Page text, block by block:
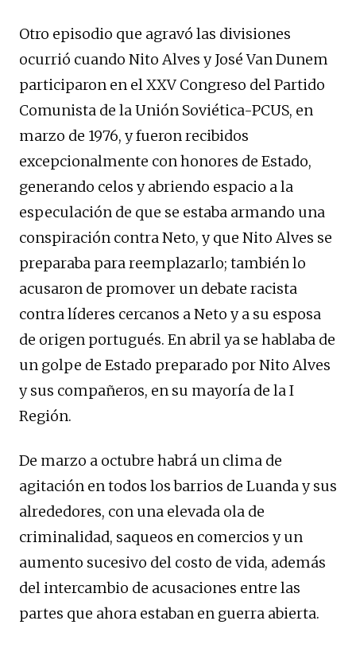
Otro episodio que agravó las divisiones
ocurrió cuando Nito Alves y José Van Dunem
participaron en el XXV Congreso del Partido
Comunista de la Unión Soviética-PCUS, en
marzo de 1976, y fueron recibidos
excepcionalmente con honores de Estado,
generando celos y abriendo espacio a la
especulación de que se estaba armando una
conspiración contra Neto, y que Nito Alves se
preparaba para reemplazarlo; también lo
acusaron de promover un debate racista
contra líderes cercanos a Neto y a su esposa
de origen portugués. En abril ya se hablaba de
un golpe de Estado preparado por Nito Alves
y sus compañeros, en su mayoría de la I
Región.
De marzo a octubre habrá un clima de
agitación en todos los barrios de Luanda y sus
alrededores, con una elevada ola de
criminalidad, saqueos en comercios y un
aumento sucesivo del costo de vida, además
del intercambio de acusaciones entre las
partes que ahora estaban en guerra abierta.